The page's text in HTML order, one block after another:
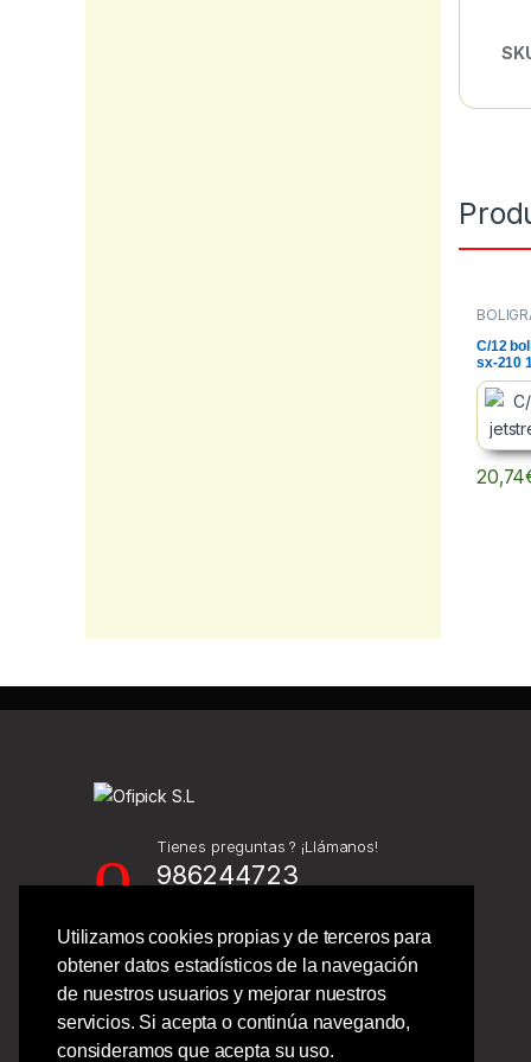
Utilizamos cookies propias y de terceros para
obtener datos estadísticos de la navegación
de nuestros usuarios y mejorar nuestros
servicios. Si acepta o continúa navegando,
consideramos que acepta su uso.
C/12
sx-210
20,74
Tienes preguntas ? ¡Llámanos!
986244723
Calle Barcelona 41,
Vigo - Pontevedra.